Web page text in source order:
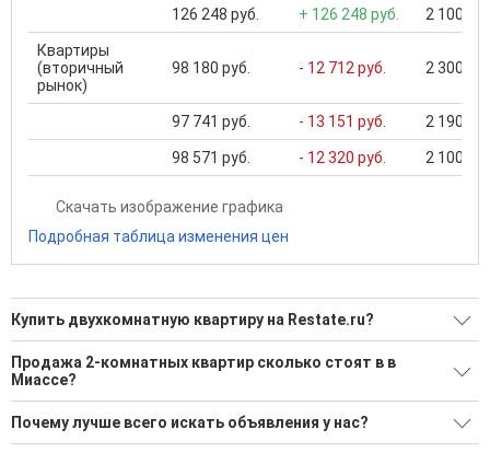
126 248 руб. + 126 248 руб. 2 100
Квартиры
(вторичный
рынок)
98 180 руб. - 12 712 руб. 2 300
97 741 руб. - 13 151 руб. 2 190
98 571 руб. - 12 320 руб. 2 100
Скачать изображение графика
Подробная таблица изменения цен
Купить двухкомнатную квартиру на Restate.ru?
Ищите, как Купить двухкомнатную квартиру?
152 актуальных и проверенных объявления
Воспользуйтесь нашим поиском по новостройкам, для
подбора подходящего вам варианта
Продажа 2-комнатных квартир сколько стоят в в
Миассе?
Минимальная цена: 1 900 000 Р. Максимальная цена: 10 100
000 Р; Средняя: 4 908 848 Р
Почему лучше всего искать объявления у нас?